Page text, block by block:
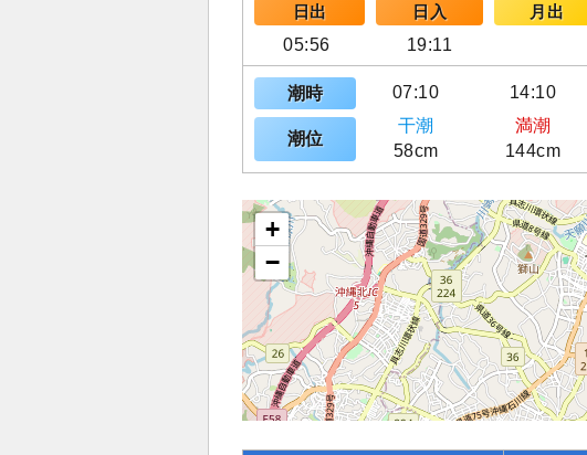
日出 日入 月出
05:56
19:11
潮時 07:10 14:10
潮位
干潮 満潮
58cm
144cm
+
−